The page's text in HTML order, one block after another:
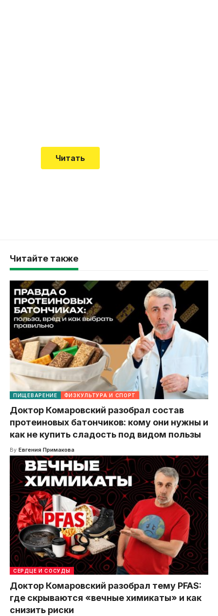
Читать
Читайте также
ПИЩЕВАРЕНИЕ ФИЗКУЛЬТУРА И СПОРТ
Доктор Комаровский разобрал состав
протеиновых батончиков: кому они нужны и
как не купить сладость под видом пользы
By Евгения Примакова
СЕРДЦЕ И СОСУДЫ
Доктор Комаровский разобрал тему PFAS:
где скрываются «вечные химикаты» и как
снизить риски